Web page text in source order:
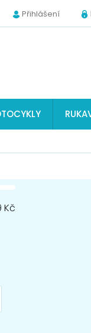
Přihlášení
Kč